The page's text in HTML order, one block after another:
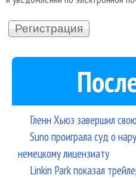
Гленн Хьюз завершил
Suno проиграла суд о
немецкому лицензиату
Linkin Park показал